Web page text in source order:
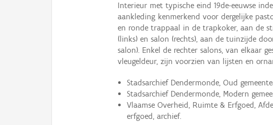
Interieur met typische eind 19de-eeuwse
aankleding kenmerkend voor dergelijke
en ronde trappaal in de trapkoker, aan de
(links) en salon (rechts), aan de tuinzijde
salon). Enkel de rechter salons, van elkaar
vleugeldeur, zijn voorzien van lijsten en
Stadsarchief Dendermonde, Oud
Stadsarchief Dendermonde, Modern
Vlaamse Overheid, Ruimte & Erfgoed,
erfgoed, archief.